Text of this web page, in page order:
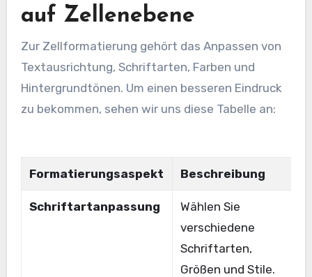
auf Zellenebene
Zur Zellformatierung gehört das Anpassen von
Textausrichtung, Schriftarten, Farben und
Hintergrundtönen. Um einen besseren Eindruck
zu bekommen, sehen wir uns diese Tabelle an:
Formatierungsaspekt Beschreibung
Schriftartanpassung
Wählen Sie
verschiedene
Schriftarten,
Größen und Stile.